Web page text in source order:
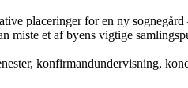
placeringer for en ny
miste et af byens vigtige
konfirmandundervisning,